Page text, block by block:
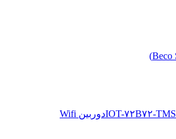
دوربین Wifi